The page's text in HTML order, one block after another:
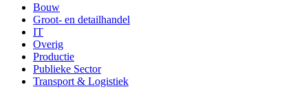
Bouw
Groot- en detailhandel
IT
Overig
Productie
Publieke Sector
Transport & Logistiek